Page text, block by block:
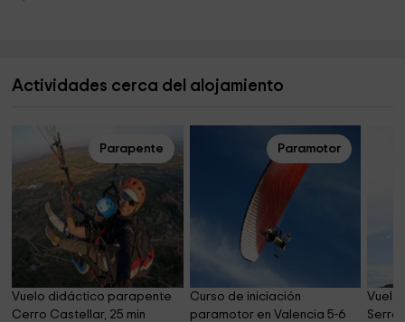
Actividades cerca del alojamiento
Parapente
Vuelo didáctico parapente
Cerro Castellar, 25 min
Paramotor
Curso de iniciación
paramotor en Valencia 5-6
Vuelo